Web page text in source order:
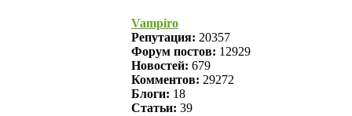
Vampiro
Репутация: 20357
Форум постов: 12929
Новостей: 679
Комментов: 29272
Блоги: 18
Статьи: 39